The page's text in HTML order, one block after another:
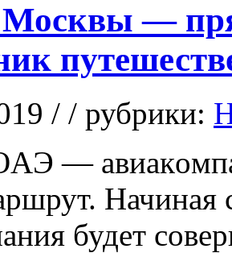
—
/ / рубрики:
—
Начиная
будет